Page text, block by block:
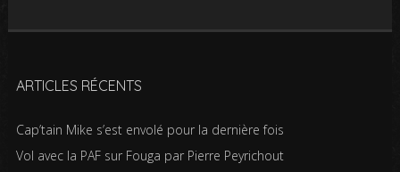
ARTICLES RÉCENTS
Cap’tain Mike s’est envolé pour la dernière fois
Vol avec la PAF sur Fouga par Pierre Peyrichout